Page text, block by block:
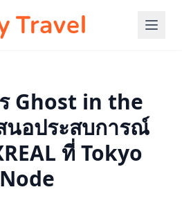
Ghost in the
นอประสบการณ์
ที่ Tokyo
Node